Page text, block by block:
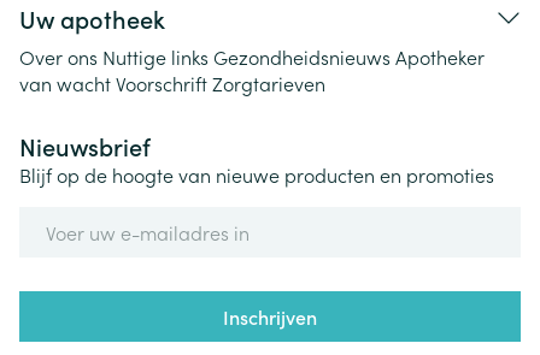
Uw apotheek
Over ons Nuttige links Gezondheidsnieuws Apotheker
van wachtVoorschriftZorgtarieven
Nieuwsbrief
Blijf op de hoogte van nieuwe producten en promoties
Inschrijven